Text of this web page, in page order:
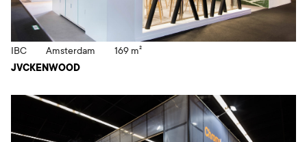
JVCKENWOOD
IBC Amsterdam 169 m²